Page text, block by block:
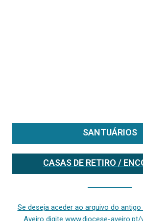
SANTUÁRIOS
CASAS DE RETIRO /
Se deseja aceder ao arquivo do
Aveiro digite www.diocese-aveiro.pt/